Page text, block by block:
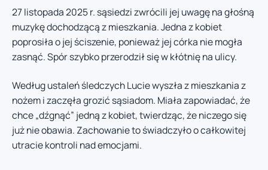
27 listopada 2025 r. sąsiedzi zwrócili jej uwagę na głośną
muzykę dochodzącą z mieszkania. Jedna z kobiet
poprosiła o jej ściszenie, ponieważ jej córka nie mogła
zasnąć. Spór szybko przerodził się w kłótnię na ulicy.
Według ustaleń śledczych Lucie wyszła z mieszkania z
nożem i zaczęła grozić sąsiadom. Miała zapowiadać, że
chce „dźgnąć” jedną z kobiet, twierdząc, że niczego się
już nie obawia. Zachowanie to świadczyło o całkowitej
utracie kontroli nad emocjami.